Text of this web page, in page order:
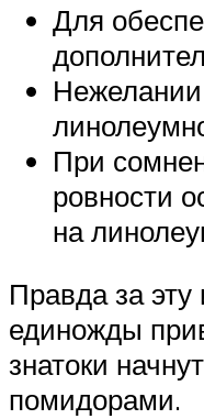
Для
При
ровности
на
Правда за
единожды
знатоки
помидорами.